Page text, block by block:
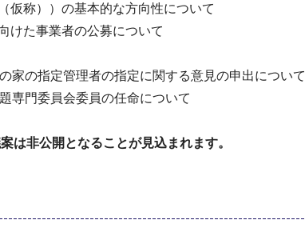
称））の基本的な方向性について
けた事業者の公募について
の指定管理者の指定に関する意見の申出について
門委員会委員の任命について
は非公開となることが見込まれます。